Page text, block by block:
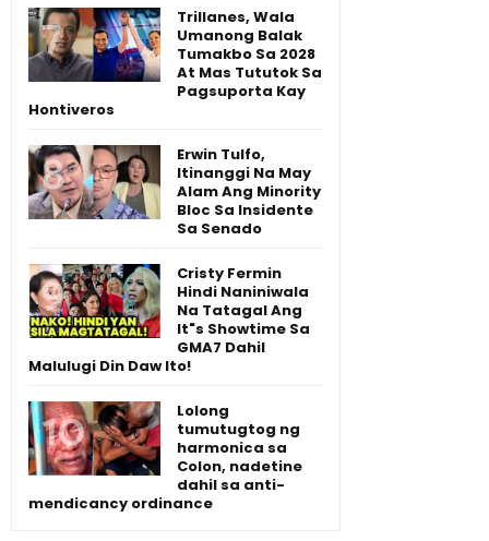
Trillanes, Wala
Umanong Balak
Tumakbo Sa 2028
At Mas Tututok Sa
Pagsuporta Kay
Hontiveros
Erwin Tulfo,
Itinanggi Na May
Alam Ang Minority
Bloc Sa Insidente
Sa Senado
Cristy Fermin
Hindi Naniniwala
Na Tatagal Ang
It"s Showtime Sa
GMA7 Dahil
Malulugi Din Daw Ito!
Lolong
tumutugtog ng
harmonica sa
Colon, nadetine
dahil sa anti-
mendicancy ordinance